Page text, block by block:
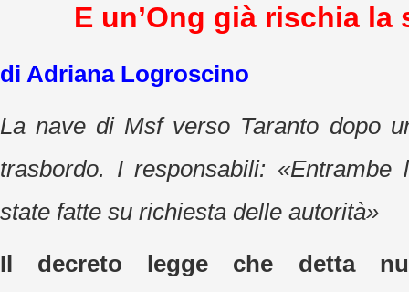
E un’Ong già rischia la
di Adriana Logroscino
La nave di Msf verso Taranto dopo
trasbordo. I responsabili: «Entrambe
state fatte su richiesta delle autorità»
Il decreto legge che detta